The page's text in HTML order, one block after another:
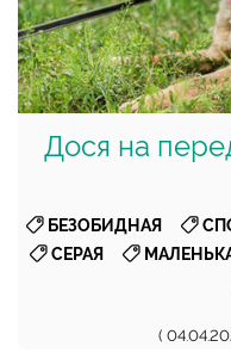
Дося на
БЕЗОБИДНАЯ
СЕРАЯ
(